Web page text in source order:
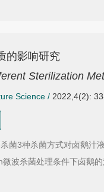
的影响研究
Sterilization
Science / 2022,4(2):
菌3种杀菌方式对卤鹅汁
波杀菌处理条件下卤鹅